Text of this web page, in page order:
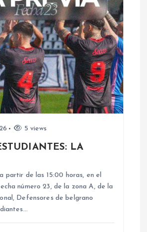
5 views
LA
partir de las 15:00 horas, en el
número 23, de la zona A, de la
Defensores de belgrano